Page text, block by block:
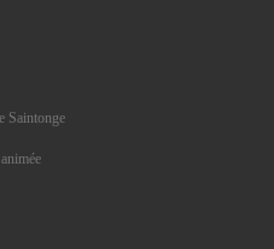
Saintonge